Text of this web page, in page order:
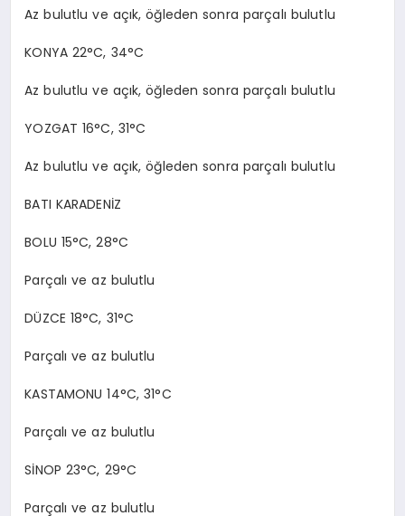
Az bulutlu ve açık, öğleden sonra parçalı bulutlu
KONYA 22°C, 34°C
Az bulutlu ve açık, öğleden sonra parçalı bulutlu
YOZGAT 16°C, 31°C
Az bulutlu ve açık, öğleden sonra parçalı bulutlu
BATI KARADENİZ
BOLU 15°C, 28°C
Parçalı ve az bulutlu
DÜZCE 18°C, 31°C
Parçalı ve az bulutlu
KASTAMONU 14°C, 31°C
Parçalı ve az bulutlu
SİNOP 23°C, 29°C
Parçalı ve az bulutlu